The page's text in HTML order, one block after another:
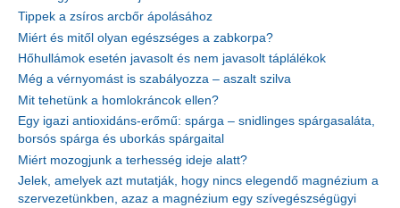
Tippek a zsíros arcbőr ápolásához
Miért és mitől olyan egészséges a zabkorpa?
Hőhullámok esetén javasolt és nem javasolt táplálékok
Még a vérnyomást is szabályozza – aszalt szilva
Mit tehetünk a homlokráncok ellen?
Egy igazi antioxidáns-erőmű: spárga – snidlinges spárgasaláta,
borsós spárga és uborkás spárgaital
Miért mozogjunk a terhesség ideje alatt?
Jelek, amelyek azt mutatják, hogy nincs elegendő magnézium a
szervezetünkben, azaz a magnézium egy szívegészségügyi